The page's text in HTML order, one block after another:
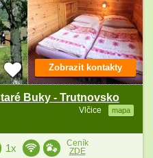
Buky - Trutnovsko
Vlčice mapa
Zobrazit kontakty
1x
Ceník
ZDE